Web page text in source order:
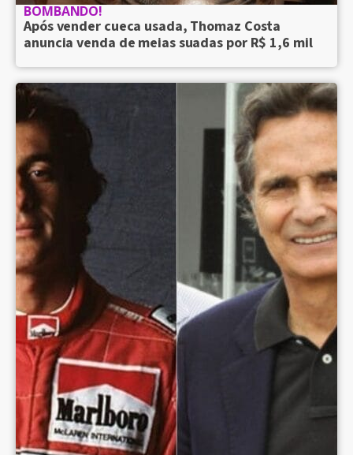
BOMBANDO!
Após vender cueca usada, Thomaz Costa
anuncia venda de meias suadas por R$ 1,6 mil